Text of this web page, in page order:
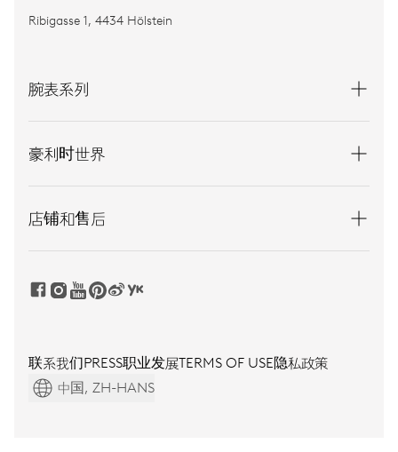
Ribigasse 1, 4434 Hölstein
腕表系列
豪利时世界
店铺和售后
联系我们PRESS职业发展TERMS OF USE隐私政策
中国, ZH-HANS